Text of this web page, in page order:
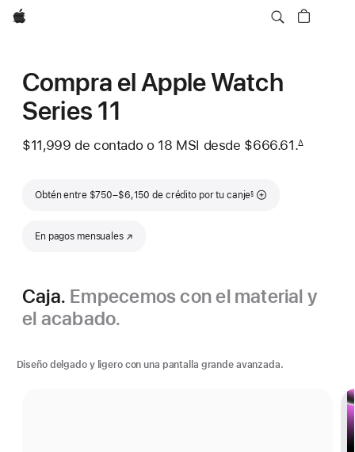
Apple
Compra el Apple Watch
Series 11
$11,999 de contado o 18 MSI desde $666.61.∆
Obtén entre $750–$6,150 de crédito por tu canje
Nota al pie
§
En pagos mensuales
(se abre en una nueva ventana)
Caja. Empecemos con el material y
el acabado.
Diseño delgado y ligero con una pantalla grande avanzada.